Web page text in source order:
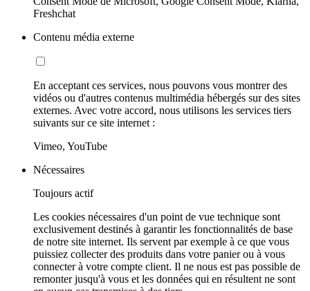
Freshchat
Contenu média externe
En acceptant ces services, nous pouvons vous montrer des
vidéos ou d'autres contenus multimédia hébergés sur des sites
externes. Avec votre accord, nous utilisons les services tiers
suivants sur ce site internet :
Vimeo, YouTube
Nécessaires
Toujours actif
Les cookies nécessaires d'un point de vue technique sont
exclusivement destinés à garantir les fonctionnalités de base
de notre site internet. Ils servent par exemple à ce que vous
puissiez collecter des produits dans votre panier ou à vous
connecter à votre compte client. Il ne nous est pas possible de
remonter jusqu'à vous et les données qui en résultent ne sont